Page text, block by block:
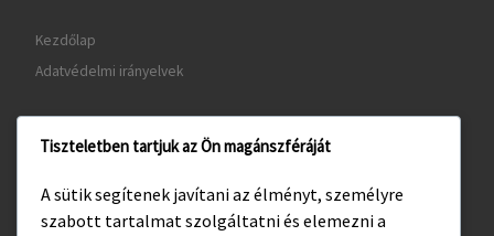
Kezdőlap
Adatvédelmi irányelvek
www.visitgyula.com
www.gyulakult.hu
Tiszteletben tartjuk az Ön magánszféráját
A sütik segítenek javítani az élményt, személyre
szabott tartalmat szolgáltatni és elemezni a